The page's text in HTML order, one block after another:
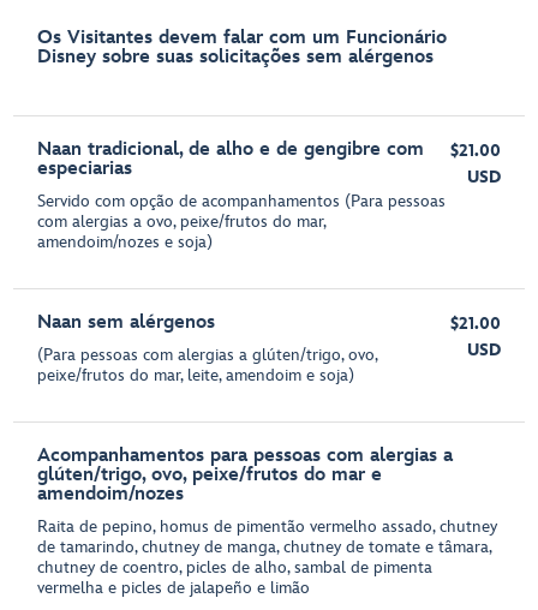
Os Visitantes devem falar com um Funcionário
Disney sobre suas solicitações sem alérgenos
Naan tradicional, de alho e de gengibre com
especiarias
Servido com opção de acompanhamentos (Para pessoas
com alergias a ovo, peixe/frutos do mar,
amendoim/nozes e soja)
$21.00
USD
Naan sem alérgenos
(Para pessoas com alergias a glúten/trigo, ovo,
peixe/frutos do mar, leite, amendoim e soja)
$21.00
USD
Acompanhamentos para pessoas com alergias a
glúten/trigo, ovo, peixe/frutos do mar e
amendoim/nozes
Raita de pepino, homus de pimentão vermelho assado, chutney
de tamarindo, chutney de manga, chutney de tomate e tâmara,
chutney de coentro, picles de alho, sambal de pimenta
vermelha e picles de jalapeño e limão